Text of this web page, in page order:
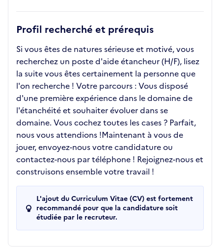
Profil recherché et prérequis
Si vous êtes de natures sérieuse et motivé, vous
recherchez un poste d'aide étancheur (H/F), lisez
la suite vous êtes certainement la personne que
l'on recherche ! Votre parcours : Vous disposé
d'une première expérience dans le domaine de
l'étanchéité et souhaiter évoluer dans se
domaine. Vous cochez toutes les cases ? Parfait,
nous vous attendions !Maintenant à vous de
jouer, envoyez-nous votre candidature ou
contactez-nous par téléphone ! Rejoignez-nous et
construisons ensemble votre travail !
L'ajout du Curriculum Vitae (CV) est fortement
recommandé pour que la candidature soit
étudiée par le recruteur.